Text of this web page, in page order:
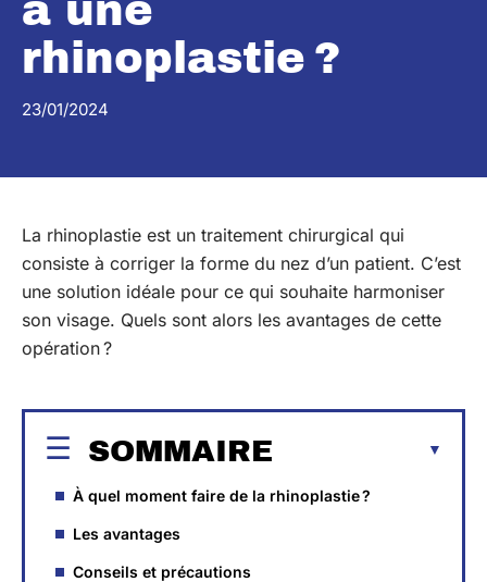
à une
rhinoplastie ?
23/01/2024
La rhinoplastie est un traitement chirurgical qui
consiste à corriger la forme du nez d’un patient. C’est
une solution idéale pour ce qui souhaite harmoniser
son visage. Quels sont alors les avantages de cette
opération ?
SOMMAIRE
À quel moment faire de la rhinoplastie ?
Les avantages
Conseils et précautions